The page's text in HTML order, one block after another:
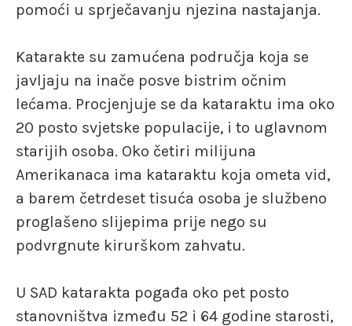
pomoći u sprječavanju njezina nastajanja.
Katarakte su zamućena područja koja se
javljaju na inače posve bistrim očnim
lećama. Procjenjuje se da kataraktu ima oko
20 posto svjetske populacije, i to uglavnom
starijih osoba. Oko četiri milijuna
Amerikanaca ima kataraktu koja ometa vid,
a barem četrdeset tisuća osoba je službeno
proglašeno slijepima prije nego su
podvrgnute kirurškom zahvatu.
U SAD katarakta pogađa oko pet posto
stanovništva između 52 i 64 godine starosti,